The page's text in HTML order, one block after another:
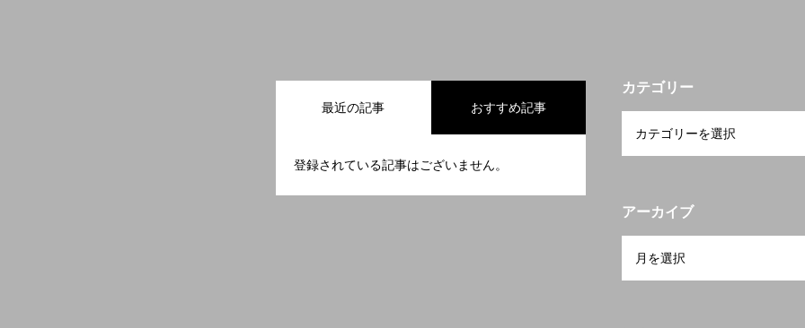
最近の記事 おすすめ記事
登録されている記事はございません。
カテゴリー
アーカイブ